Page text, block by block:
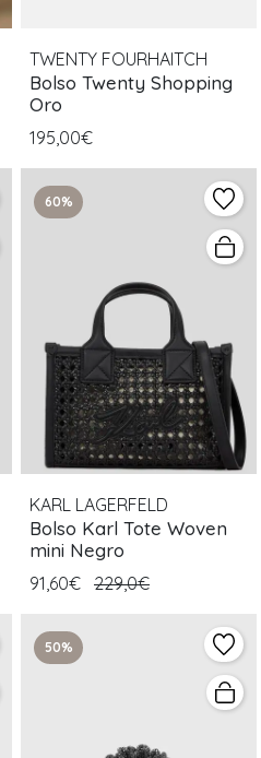
TWENTY FOURHAITCH
Bolso Twenty Shopping
Oro
195,00€
60%
KARL LAGERFELD
Bolso Karl Tote Woven
mini Negro
91,60€ 229,0€
50%